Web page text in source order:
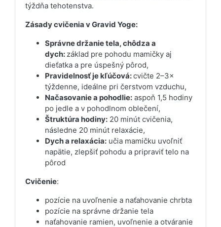
týždňa tehotenstva.
Zásady cvičenia v Gravid Yoge:
Správne držanie tela, chôdza a
dych: základ pre pohodu mamičky aj
dieťatka a pre úspešný pôrod,
Pravidelnosť je kľúčová:cvičte 2–3×
týždenne, ideálne pri čerstvom vzduchu,
Načasovanie a pohodlie: aspoň 1,5 hodiny
po jedle a v pohodlnom oblečení,
Štruktúra hodiny: 20 minút cvičenia,
následne 20 minút relaxácie,
Dych a relaxácia: učia mamičku uvoľniť
napätie, zlepšiť pohodu a pripraviť telo na
pôrod
Cvičenie:
pozície na uvoľnenie a naťahovanie chrbta
pozície na správne držanie tela
naťahovanie ramien, uvoľnenie a otváranie